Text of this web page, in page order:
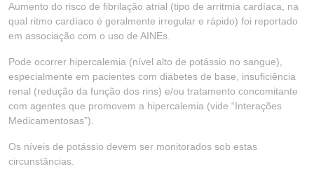
Aumento do risco de fibrilação atrial (tipo de arritmia cardíaca, na
qual ritmo cardíaco é geralmente irregular e rápido) foi reportado
em associação com o uso de AINEs.
Pode ocorrer hipercalemia (nível alto de potássio no sangue),
especialmente em pacientes com diabetes de base, insuficiência
renal (redução da função dos rins) e/ou tratamento concomitante
com agentes que promovem a hipercalemia (vide “Interações
Medicamentosas”).
Os níveis de potássio devem ser monitorados sob estas
circunstâncias.